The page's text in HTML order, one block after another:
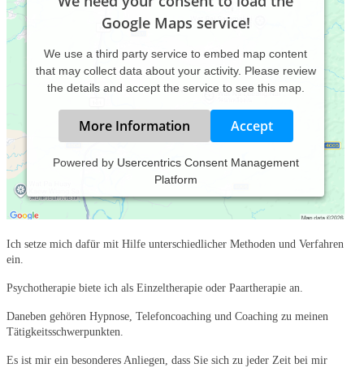
Google Maps service!
We use a third party service to embed map content
that may collect data about your activity. Please review
the details and accept the service to see this map.
More Information Accept
Powered by Usercentrics Consent Management
Platform
Als Heilpraktiker für Psychotherapie biete ich Ihnen professionelle Hilfe
und Unterstützung bei der Bewältigung Ihrer Probleme und
Beschwerden.
Ich setze mich dafür mit Hilfe unterschiedlicher Methoden und Verfahren
ein.
Psychotherapie biete ich als Einzeltherapie oder Paartherapie an.
Daneben gehören Hypnose, Telefoncoaching und Coaching zu meinen
Tätigkeitsschwerpunkten.
Es ist mir ein besonderes Anliegen, dass Sie sich zu jeder Zeit bei mir